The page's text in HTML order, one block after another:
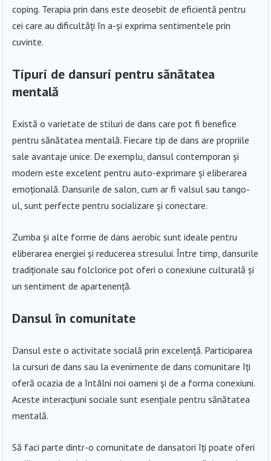
coping. Terapia prin dans este deosebit de eficientă pentru
cei care au dificultăți în a-și exprima sentimentele prin
cuvinte.
Tipuri de dansuri pentru sănătatea
mentală
Există o varietate de stiluri de dans care pot fi benefice
pentru sănătatea mentală. Fiecare tip de dans are propriile
sale avantaje unice. De exemplu, dansul contemporan și
modern este excelent pentru auto-exprimare și eliberarea
emoțională. Dansurile de salon, cum ar fi valsul sau tango-
ul, sunt perfecte pentru socializare și conectare.
Zumba și alte forme de dans aerobic sunt ideale pentru
eliberarea energiei și reducerea stresului. Între timp, dansurile
tradiționale sau folclorice pot oferi o conexiune culturală și
un sentiment de apartenență.
Dansul în comunitate
Dansul este o activitate socială prin excelență. Participarea
la cursuri de dans sau la evenimente de dans comunitare îți
oferă ocazia de a întâlni noi oameni și de a forma conexiuni.
Aceste interacțiuni sociale sunt esențiale pentru sănătatea
mentală.
Să faci parte dintr-o comunitate de dansatori îți poate oferi